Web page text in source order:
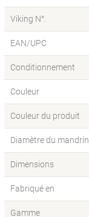
Viking N°.
EAN/UPC
Conditionnement
Couleur
Couleur du produit
Diamètre du mandrin
Dimensions
Fabriqué en
Gamme